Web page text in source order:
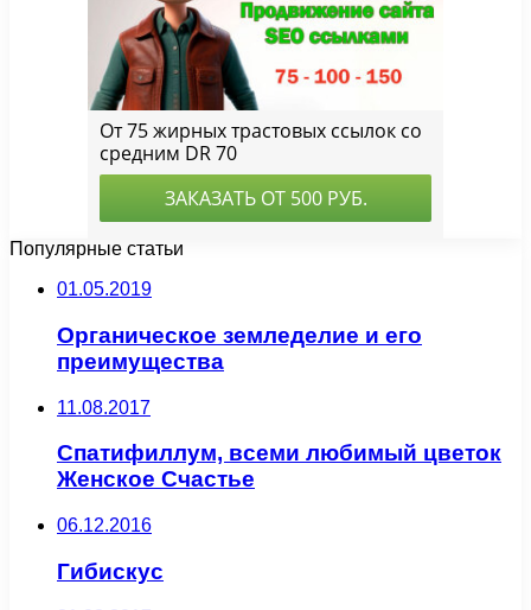
Популярные статьи
01.05.2019
Органическое земледелие и его
преимущества
11.08.2017
Спатифиллум, всеми любимый цветок
Женское Счастье
06.12.2016
Гибискус